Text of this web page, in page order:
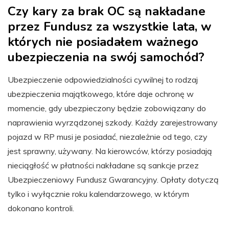
Czy kary za brak OC są nakładane
przez Fundusz za wszystkie lata, w
których nie posiadałem ważnego
ubezpieczenia na swój samochód?
Ubezpieczenie odpowiedzialności cywilnej to rodzaj
ubezpieczenia majątkowego, które daje ochronę w
momencie, gdy ubezpieczony będzie zobowiązany do
naprawienia wyrządzonej szkody. Każdy zarejestrowany
pojazd w RP musi je posiadać, niezależnie od tego, czy
jest sprawny, używany. Na kierowców, którzy posiadają
nieciągłość w płatności nakładane są sankcje przez
Ubezpieczeniowy Fundusz Gwarancyjny. Opłaty dotyczą
tylko i wyłącznie roku kalendarzowego, w którym
dokonano kontroli.